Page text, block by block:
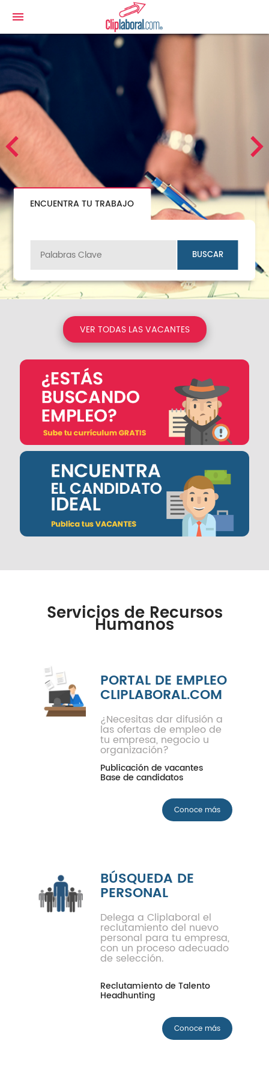
menu
ENCUENTRA TU TRABAJO
VER TODAS LAS VACANTES
Servicios de Recursos
Humanos
PORTAL DE EMPLEO
CLIPLABORAL.COM
¿Necesitas dar difusión a
las ofertas de empleo de
tu empresa, negocio u
organización?
Publicación de vacantes
Base de candidatos
Conoce más
BÚSQUEDA DE
PERSONAL
Delega a Cliplaboral el
reclutamiento del nuevo
personal para tu empresa,
con un proceso adecuado
de selección.
Reclutamiento de Talento
Headhunting
Conoce más